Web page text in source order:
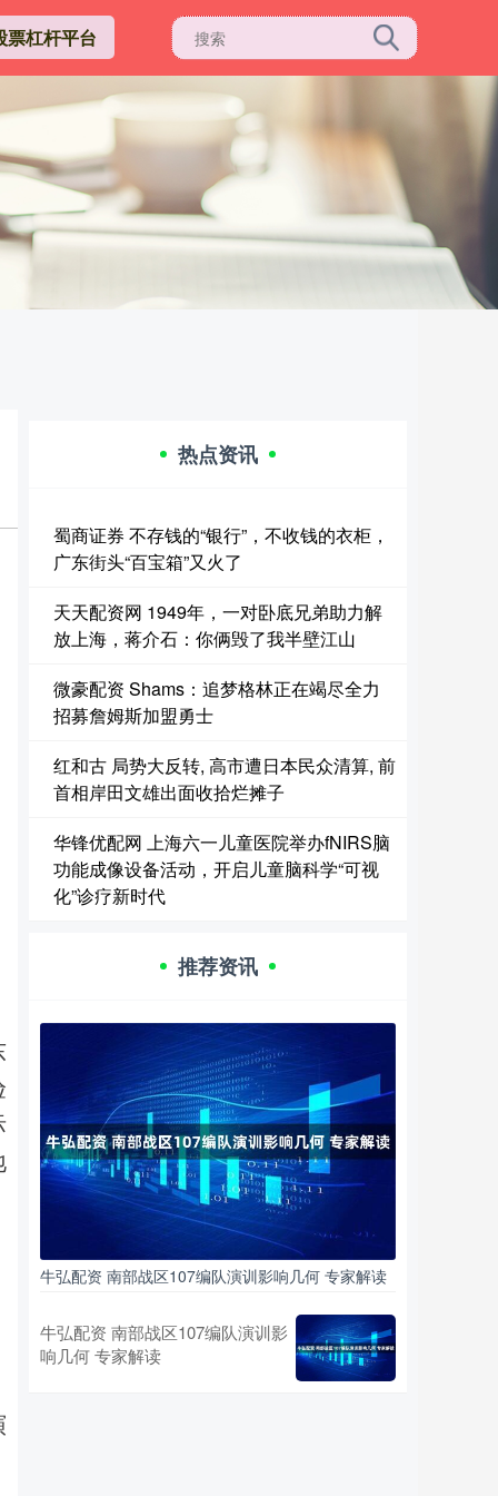
票杠杆平台
热点资讯
蜀商证券 不存钱的“银行”，不收钱的衣柜，
广东街头“百宝箱”又火了
天天配资网 1949年，一对卧底兄弟助力解
放上海，蒋介石：你俩毁了我半壁江山
微豪配资 Shams：追梦格林正在竭尽全力
招募詹姆斯加盟勇士
红和古 局势大反转, 高市遭日本民众清算, 前
首相岸田文雄出面收拾烂摊子
华锋优配网 上海六一儿童医院举办fNIRS脑
功能成像设备活动，开启儿童脑科学“可视
化”诊疗新时代
推荐资讯
牛弘配资 南部战区107编队演训影响几何 专家解读
牛弘配资 南部战区107编队演训影
响几何 专家解读